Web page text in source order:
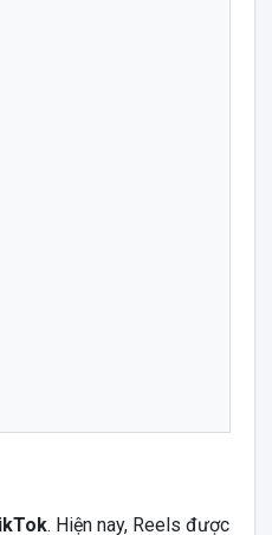
. Hiện nay, Reels được